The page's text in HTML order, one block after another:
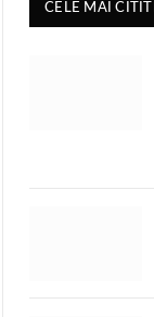
CELE MAI